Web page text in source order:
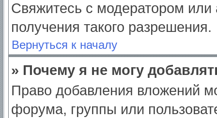
Свяжитесь с модератором
получения такого разрешения.
Вернуться к началу
» Почему я не могу
Право добавления вложений
форума, группы или